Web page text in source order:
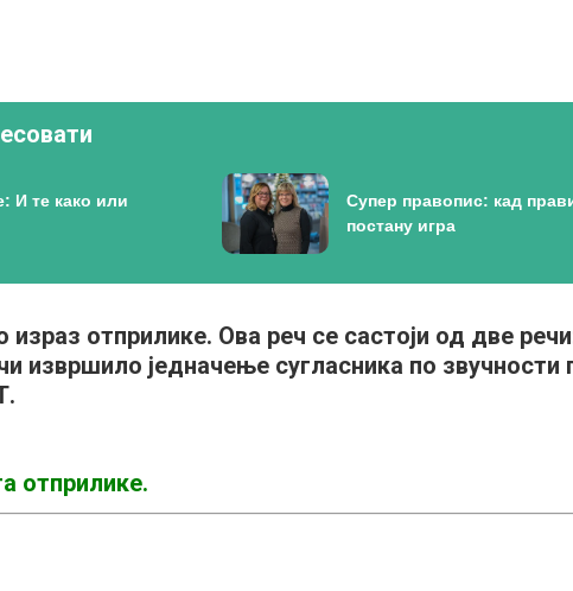
И те како или
Супер правопис: кад
постану игра
израз отприлике. Ова реч се састоји од две
извршило једначење сугласника по звучности
.
отприлике.